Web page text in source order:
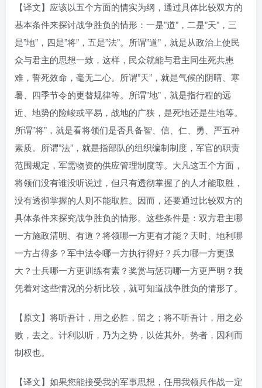
【译文】应该以五个方面的情实为纲，通过具体比较双方的
基本条件来探讨战争胜负的情形：一是”道”，二是”天”，三
是”地”，四是”将”，五是”法”。所谓”道”，就是从政治上使民
众与君主的思想一致，这样，民众就能与君主同生死共患
难，誓死效命，毫无二心。所谓”天”，就是气候的阴晴、寒
暑、四季节令的更替规律等。所谓”地”，就是指行程的远
近、地势的险峻或平易，战地的广狭，是死地还是生地等。
所谓”将”，就是看将领们是否具备智、信、仁、勇、严五种
素质。所谓”法”，就是指部队的组织编制制度，军官的职责
范围规定，军需物资的供应管理制度等。大凡这五个方面，
将领们没有谁没听说过，但只有透彻掌握了的人才能取胜，
没有透彻掌握的人则不能取胜。因而，还要通过比较双方的
具体条件来探究战争胜负的情形。这些条件是：双方君主哪
一方施政清明、有道？将领哪一方更有才能？天时、地利哪
一方占得多？军中法令哪一方执行得好？兵力哪一方更强
大？士兵哪一方更训练有素？奖赏与惩罚哪一方更严明？我
凭着对这些情况的分析比较，就可知道战争胜负的情形了。
【原文】将听吾计，用之必胜，留之；将不听吾计，用之必
败，去之。计利以听，乃为之势，以佐其外。势者，因利而
制权也。
【译文】如果您能接受我的军事思想，任用我领兵作战一定